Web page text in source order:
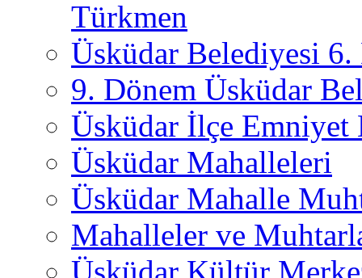
Türkmen
Üsküdar Belediyesi 6.
9. Dönem Üsküdar
Üsküdar İlçe
Üsküdar Mahalleleri
Üsküdar Mahalle
Mahalleler ve